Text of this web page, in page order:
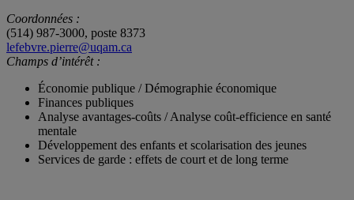
Coordonnées :
(514) 987-3000, poste 8373
lefebvre.pierre@uqam.ca
Champs d’intérêt :
Économie publique / Démographie économique
Finances publiques
Analyse avantages-coûts / Analyse coût-efficience en santé
mentale
Développement des enfants et scolarisation des jeunes
Services de garde : effets de court et de long terme